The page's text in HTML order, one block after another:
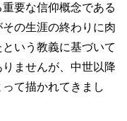
要な信仰概念である
その生涯の終わりに肉
いう教義に基づいて
ませんが、中世以降
て描かれてきまし